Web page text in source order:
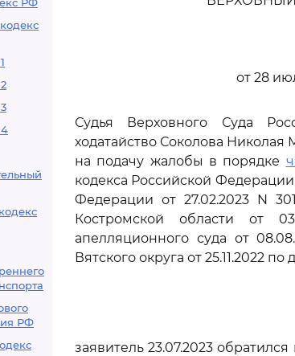
РФ
от 28
Судья Верховного Суда
ходатайство Соколова
на подачу жалобы в порядке
кодекса Российской
Федерации от 27.02.2023 N
Костромской области от
апелляционного суда от
Вятского округа от 25.11.2022 по
заявитель 23.07.2023